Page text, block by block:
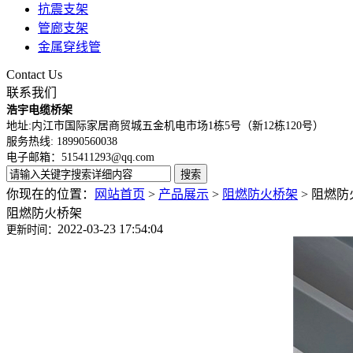
抗震支架
管廊支架
金属穿线管
Contact Us
联系我们
浩宇电缆桥架
地址:内江市国际家居商贸城五金机电市场1栋5号 （新12栋120号）
服务热线: 18990560038
电子邮箱：515411293@qq.com
你现在的位置： 网站首页 > 产品展示 > 阻燃防火桥架 > 阻燃
阻燃防火桥架
更新时间： 2022-03-23 17:54:04